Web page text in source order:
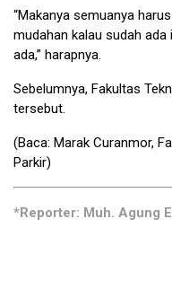
“Makanya semuanya
mudahan kalau sudah
ada,” harapnya.
Sebelumnya, Fakultas
tersebut.
(Baca: Marak Curanmor,
Parkir)
*Reporter: Muh. Agung